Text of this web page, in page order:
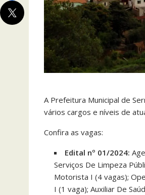
A Prefeitura Municipal de
vários cargos e níveis de
Confira as vagas:
Edital nº 01/2024:
Serviços De Limpeza
Motorista I (4 vagas);
I (1 vaga); Auxiliar De